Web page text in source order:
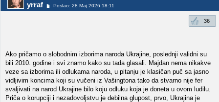
yrraf Poslao: 28 Maj 2026 18:11
36
Ako pričamo o slobodnim izborima naroda Ukrajine, poslednji validni su
bili 2010. godine i svi znamo kako su tada glasali. Majdan nema nikakve
veze sa izborima ili odlukama naroda, u pitanju je klasičan puč sa jasno
vidljivim koncima koji su vučeni iz Vašingtona tako da stvarno nije fer
svaljivati na narod Ukrajine bilo koju odluku koja je doneta u ovom ludilu.
Priča o korupciji i nezadovoljstvu je debilna glupost, prvo, Ukrajina je